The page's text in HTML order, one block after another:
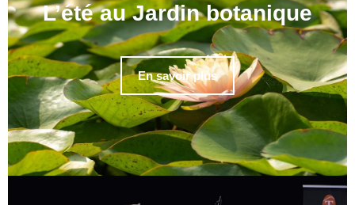
L’été au Jardin botanique
En savoir plus